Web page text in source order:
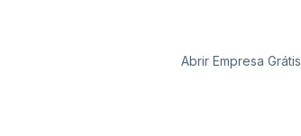
Abrir Empresa Grátis